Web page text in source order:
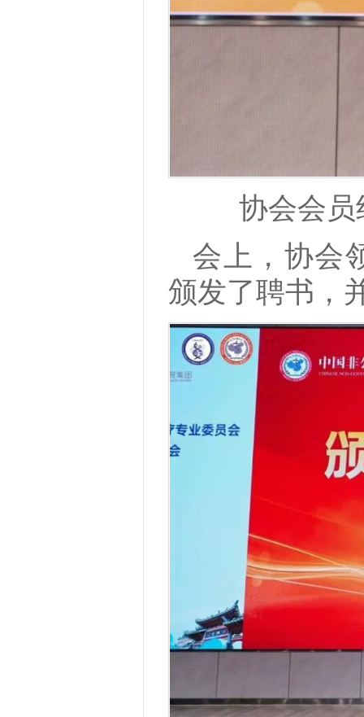
协会会
会上，协会
颁发了聘书，